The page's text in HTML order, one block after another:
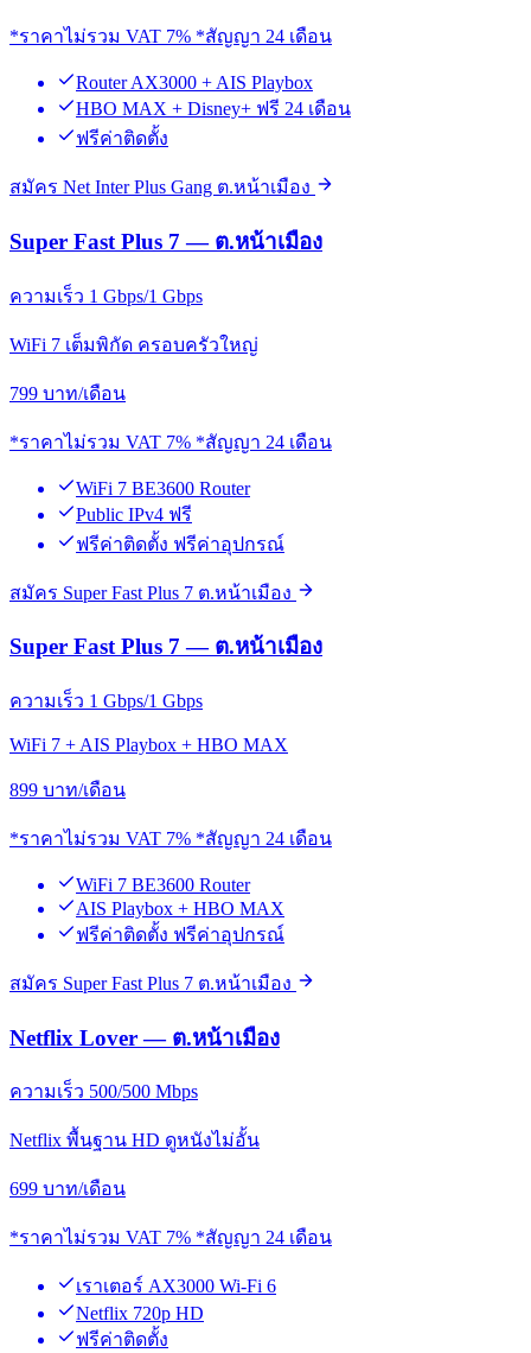
*ราคาไม่รวม VAT 7% *สัญญา 24 เดือน
Router AX3000 + AIS Playbox
HBO MAX + Disney+ ฟรี 24 เดือน
ฟรีค่าติดตั้ง
สมัคร Net Inter Plus Gang ต.หน้าเมือง
Super Fast Plus 7 — ต.หน้าเมือง
ความเร็ว 1 Gbps/1 Gbps
WiFi 7 เต็มพิกัด ครอบครัวใหญ่
799 บาท/เดือน
*ราคาไม่รวม VAT 7% *สัญญา 24 เดือน
WiFi 7 BE3600 Router
Public IPv4 ฟรี
ฟรีค่าติดตั้ง ฟรีค่าอุปกรณ์
สมัคร Super Fast Plus 7 ต.หน้าเมือง
Super Fast Plus 7 — ต.หน้าเมือง
ความเร็ว 1 Gbps/1 Gbps
WiFi 7 + AIS Playbox + HBO MAX
899 บาท/เดือน
*ราคาไม่รวม VAT 7% *สัญญา 24 เดือน
WiFi 7 BE3600 Router
AIS Playbox + HBO MAX
ฟรีค่าติดตั้ง ฟรีค่าอุปกรณ์
สมัคร Super Fast Plus 7 ต.หน้าเมือง
Netflix Lover — ต.หน้าเมือง
ความเร็ว 500/500 Mbps
Netflix พื้นฐาน HD ดูหนังไม่อั้น
699 บาท/เดือน
*ราคาไม่รวม VAT 7% *สัญญา 24 เดือน
เราเตอร์ AX3000 Wi-Fi 6
Netflix 720p HD
ฟรีค่าติดตั้ง